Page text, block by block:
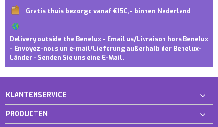
Gratis thuis bezorgd vanaf €150,- binnen Nederland
Delivery outside the Benelux - Email us/Livraison hors Benelux
- Envoyez-nous un e-mail/Lieferung außerhalb der Benelux-
Länder - Senden Sie uns eine E-Mail.
KLANTENSERVICE
PRODUCTEN